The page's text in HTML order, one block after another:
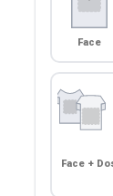
Face
Face +